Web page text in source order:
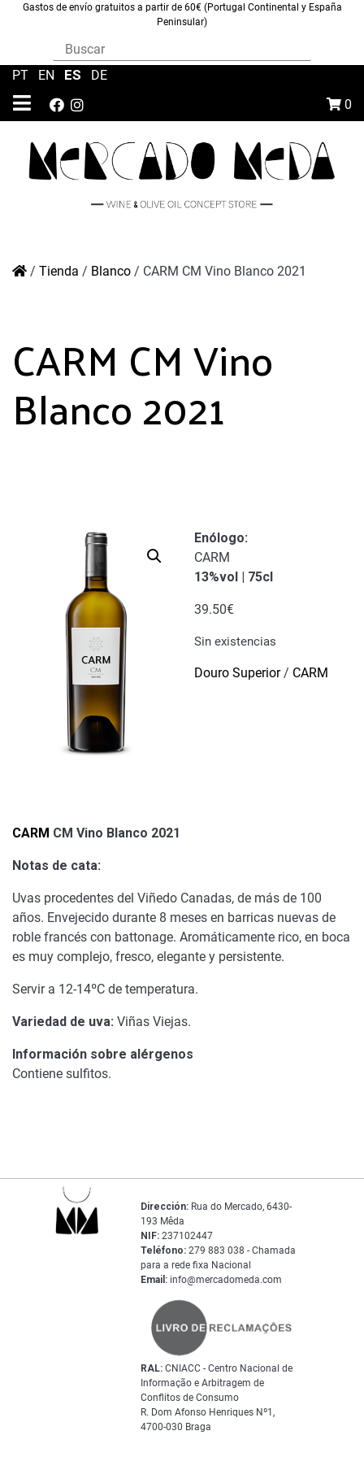
Gastos de envío gratuitos a partir de 60€ (Portugal Continental y España
Peninsular)
0
PT EN ES DE
/ Tienda / Blanco / CARM CM Vino Blanco 2021
CARM CM Vino
Blanco 2021
Enólogo:
CARM
13%vol | 75cl
39.50€
Sin existencias
Douro Superior/ CARM
CARM CM Vino Blanco 2021
Notas de cata:
Uvas procedentes del Viñedo Canadas, de más de 100
años. Envejecido durante 8 meses en barricas nuevas de
roble francés con battonage. Aromáticamente rico, en boca
es muy complejo, fresco, elegante y persistente.
Servir a 12-14ºC de temperatura.
Variedad de uva: Viñas Viejas.
Información sobre alérgenos
Contiene sulfitos.
Dirección: Rua do Mercado, 6430-
193 Mêda
NIF: 237102447
Teléfono: 279 883 038 - Chamada
para a rede fixa Nacional
Email: info@mercadomeda.com
RAL: CNIACC - Centro Nacional de
Informação e Arbitragem de
Conflitos de Consumo
R. Dom Afonso Henriques Nº1,
4700-030 Braga